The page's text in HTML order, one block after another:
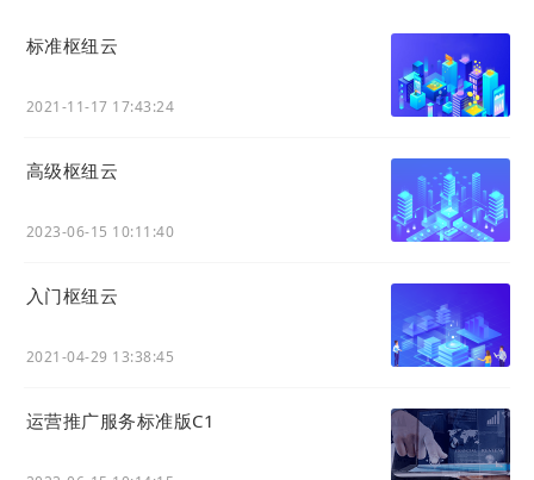
图示：分类品牌化定义器，用于设置分类名称、上传
两种状态图标、填写描述与排序，确保知识门户前端
适用行业与场景
适用于所有将专业知识、行业洞察作为核心资产，并
标准枢纽云
2021-11-17 17:43:24
高级枢纽云
2023-06-15 10:11:40
入门枢纽云
2021-04-29 13:38:45
运营推广服务标准版C1